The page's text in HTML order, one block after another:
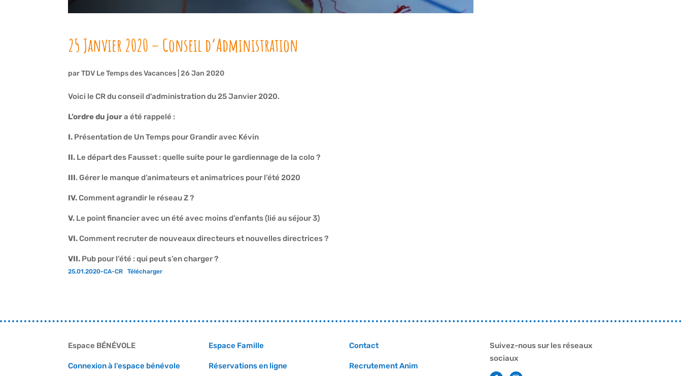
25 Janvier 2020 – Conseil d’Administration
parTDV Le Temps des Vacances |26 Jan 2020
Voici le CR du conseil d'administration du 25 Janvier 2020.
L’ordre du joura été rappelé :
I. Présentation de Un Temps pour Grandir avec Kévin
II. Le départ des Fausset : quelle suite pour le gardiennage de la colo ?
III. Gérer le manque d’animateurs et animatrices pour l’été 2020
IV.Comment agrandir le réseau Z ?
V. Le point financier avec un été avec moins d’enfants (lié au séjour 3)
VI.Comment recruter de nouveaux directeurs et nouvelles directrices ?
VII. Pub pour l’été : qui peut s’en charger ?
25.01.2020-CA-CR Télécharger
Espace BÉNÉVOLE
Connexion à l'espace bénévole
Espace Famille
Réservations en ligne
Contact
Recrutement Anim
Suivez-nous sur les réseaux
sociaux